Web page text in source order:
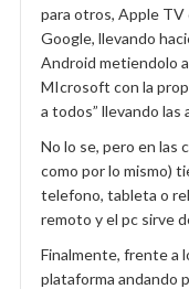
para otros, Apple TV
Google, llevando
Android metiendolo
MIcrosoft con la
a todos” llevando
No lo se, pero en las
como por lo mismo)
telefono, tableta o
remoto y el pc sirve
Finalmente, frente a
plataforma andando